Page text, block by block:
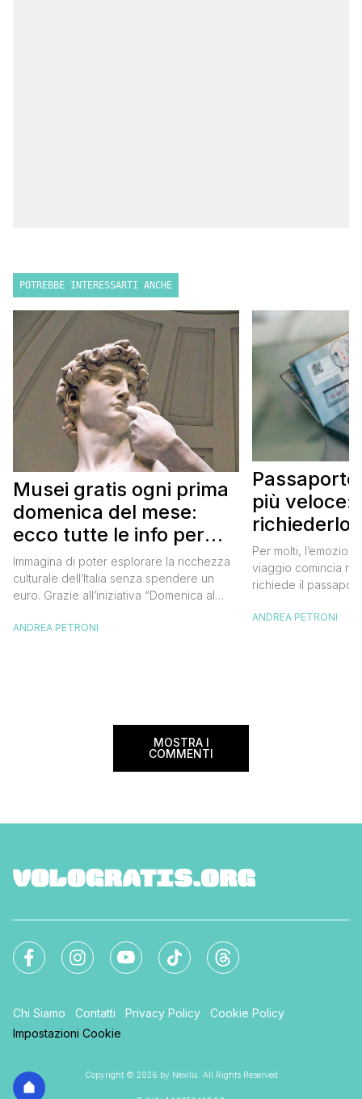
POTREBBE INTERESSARTI ANCHE
Musei gratis ogni prima
domenica del mese:
ecco tutte le info per
approfittarne
Immagina di poter esplorare la ricchezza
culturale dell’Italia senza spendere un
euro. Grazie all’iniziativa “Domenica al
mano. Ogni prima domenica del mese, tutti
ANDREA PETRONI
più veloce:
richiederlo
Per molti,
viaggio comincia
richiede il
ottenimento di
ANDREA PETRONI
MOSTRA I
COMMENTI
Chi Siamo Contatti Privacy Policy
Cookie Policy
Impostazioni Cookie
Copyright © 2026 by Nexilia. All Rights Reserved